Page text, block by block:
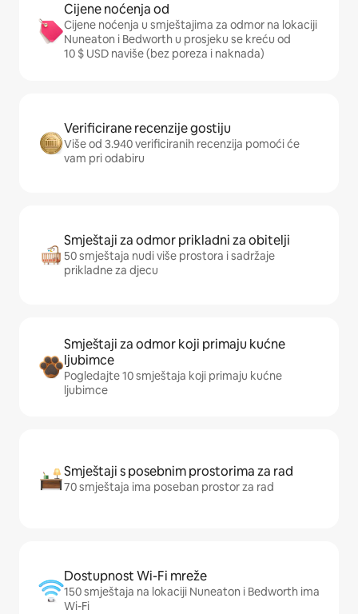
Cijene noćenja od
Cijene noćenja u smještajima za odmor na lokaciji
Nuneaton i Bedworth u prosjeku se kreću od
10 $ USD naviše (bez poreza i naknada)
Verificirane recenzije gostiju
Više od 3.940 verificiranih recenzija pomoći će
vam pri odabiru
Smještaji za odmor prikladni za obitelji
50 smještaja nudi više prostora i sadržaje
prikladne za djecu
Smještaji za odmor koji primaju kućne
ljubimce
Pogledajte 10 smještaja koji primaju kućne
ljubimce
Smještaji s posebnim prostorima za rad
70 smještaja ima poseban prostor za rad
Dostupnost Wi-Fi mreže
150 smještaja na lokaciji Nuneaton i Bedworth ima
Wi-Fi